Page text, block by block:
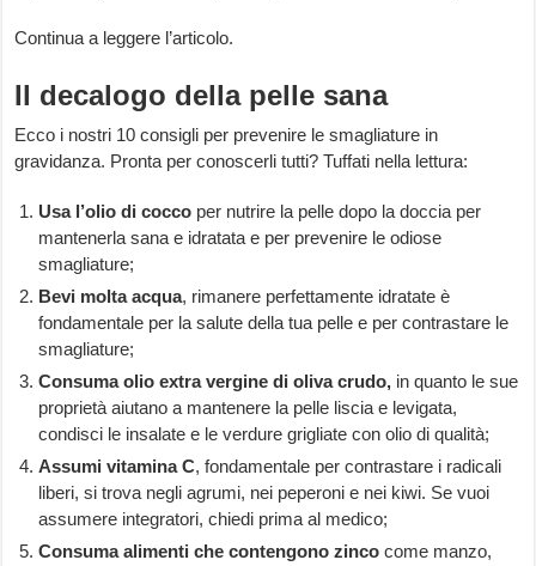
Continua a leggere l’articolo.
Il decalogo della pelle sana
Ecco i nostri 10 consigli per prevenire le smagliature in
gravidanza. Pronta per conoscerli tutti? Tuffati nella lettura:
Usa l’olio di cocco per nutrire la pelle dopo la doccia per
mantenerla sana e idratata e per prevenire le odiose
smagliature;
Bevi molta acqua, rimanere perfettamente idratate è
fondamentale per la salute della tua pelle e per contrastare le
smagliature;
Consuma olio extra vergine di oliva crudo, in quanto le sue
proprietà aiutano a mantenere la pelle liscia e levigata,
condisci le insalate e le verdure grigliate con olio di qualità;
Assumi vitamina C, fondamentale per contrastare i radicali
liberi, si trova negli agrumi, nei peperoni e nei kiwi. Se vuoi
assumere integratori, chiedi prima al medico;
Consuma alimenti che contengono zinco come manzo,